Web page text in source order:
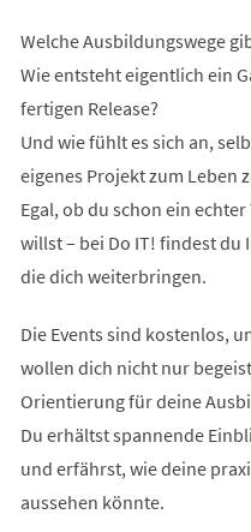
Welche Ausbildungswege
Wie entsteht eigentlich ein
fertigen Release?
Und wie fühlt es sich an,
eigenes Projekt zum Leben
Egal, ob du schon ein
willst – bei Do IT! findest
die dich weiterbringen.
Die Events sind kostenlos,
wollen dich nicht nur
Orientierung für deine
Du erhältst spannende
und erfährst, wie deine
aussehen könnte.